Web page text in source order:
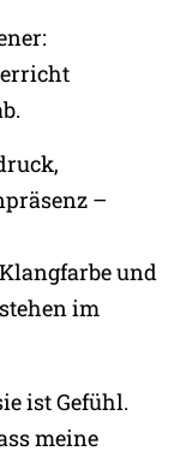
–
und
im
ist Gefühl.
meine